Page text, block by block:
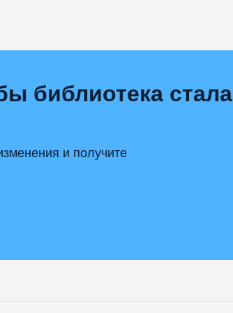
библиотека стала
и получите